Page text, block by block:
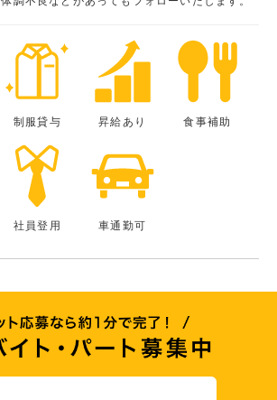
制服貸与 昇給あり 食事補助
社員登用 車通勤可